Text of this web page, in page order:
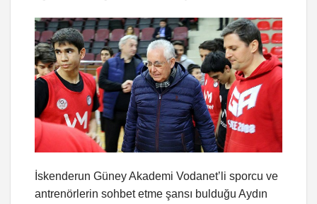
İskenderun Güney Akademi Vodanet’li sporcu ve
antrenörlerin sohbet etme şansı bulduğu Aydın